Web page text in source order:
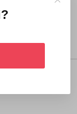
?